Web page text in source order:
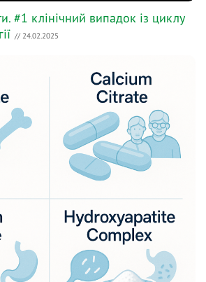
#1 клінічний випадок із циклу
// 24.02.2025